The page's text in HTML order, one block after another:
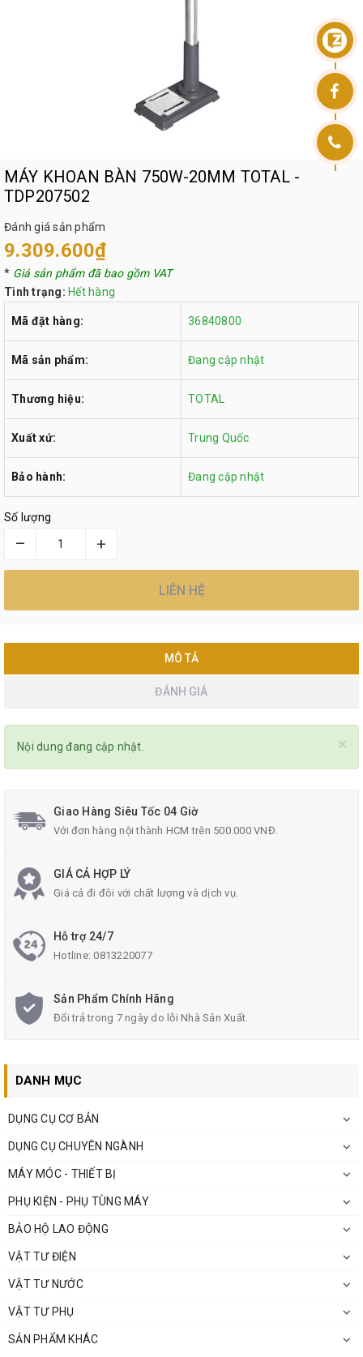
MÁY KHOAN BÀN 750W-20MM TOTAL -
TDP207502
Đánh giá sản phẩm
9.309.600₫
* Giá sản phẩm đã bao gồm VAT
Tình trạng: Hết hàng
Mã đặt hàng: 36840800
Mã sản phẩm: Đang cập nhật
Thương hiệu: TOTAL
Xuất xứ: Trung Quốc
Bảo hành: Đang cập nhật
Số lượng
– +
LIÊN HỆ
MÔ TẢ
ĐÁNH GIÁ
×
Nội dung đang cập nhật.
Giao Hàng Siêu Tốc 04 Giờ
Với đơn hàng nội thành HCM trên 500.000 VNĐ.
GIÁ CẢ HỢP LÝ
Giá cả đi đôi với chất lượng và dịch vụ.
Hỗ trợ 24/7
Hotline:0813220077
Sản Phẩm Chính Hãng
Đổi trả trong 7 ngày do lỗi Nhà Sản Xuất.
DANH MỤC
DỤNG CỤ CƠ BẢN
DỤNG CỤ CHUYÊN NGÀNH
MÁY MÓC - THIẾT BỊ
PHỤ KIỆN - PHỤ TÙNG MÁY
BẢO HỘ LAO ĐỘNG
VẬT TƯ ĐIỆN
VẬT TƯ NƯỚC
VẬT TƯ PHỤ
SẢN PHẨM KHÁC